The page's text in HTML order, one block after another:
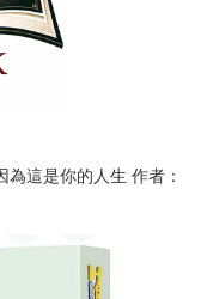
為這是你的人生 作者：